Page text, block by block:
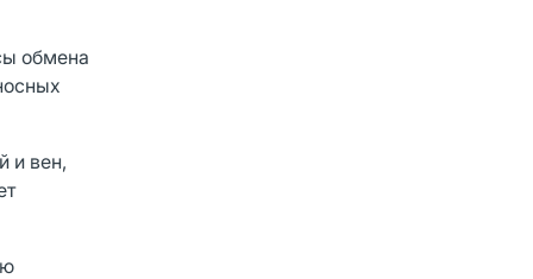
обмена
и вен,